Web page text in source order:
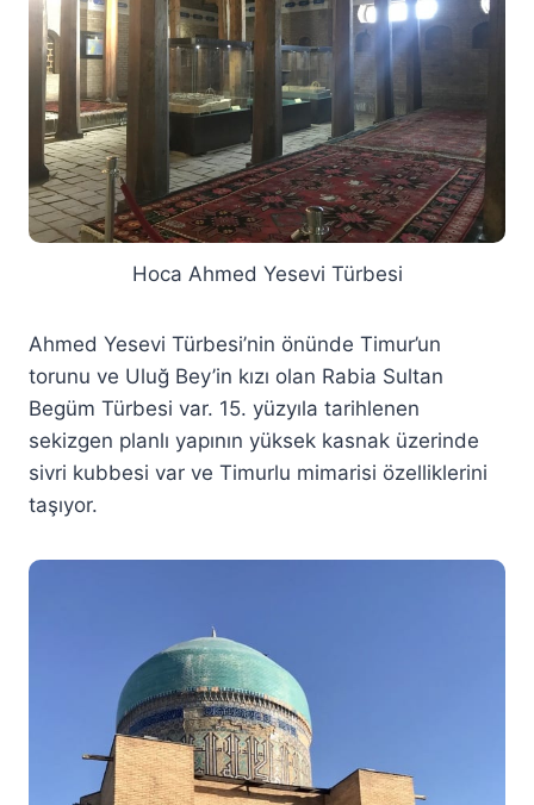
Hoca Ahmed Yesevi Türbesi
Ahmed Yesevi Türbesi’nin önünde Timur’un
torunu ve Uluğ Bey’in kızı olan Rabia Sultan
Begüm Türbesi var. 15. yüzyıla tarihlenen
sekizgen planlı yapının yüksek kasnak üzerinde
sivri kubbesi var ve Timurlu mimarisi özelliklerini
taşıyor.